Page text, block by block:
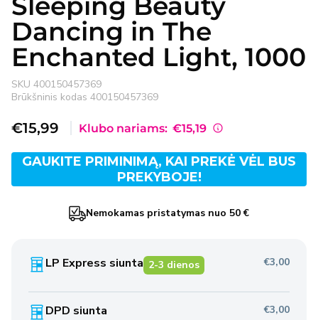
Dancing in The
Enchanted Light, 1000
SKU 400150457369
Brūkšninis kodas 400150457369
Išpardavimo
€15,99 Klubo nariams: €15,19
GAUKITE PRIMINIMĄ, KAI PREKĖ VĖL BUS
PREKYBOJE!
Nemokamas pristatymas nuo 50 €
LP Express siunta 2-3 dienos €3,00
DPD siunta €3,00